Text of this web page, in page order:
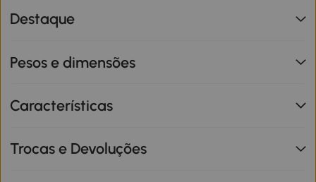
Destaque
Pesos e dimensões
Características
Trocas e Devoluções